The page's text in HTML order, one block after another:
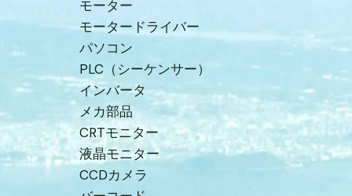
モーター
モータードライバー
パソコン
PLC（シーケンサー）
インバータ
メカ部品
CRTモニター
液晶モニター
CCDカメラ